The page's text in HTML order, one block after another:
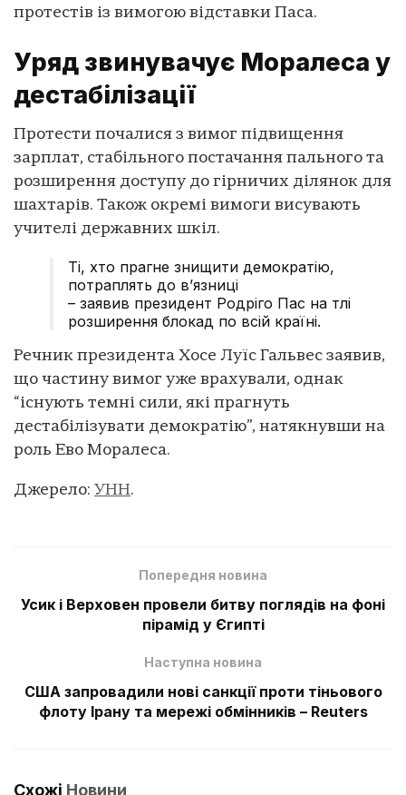
протестів із вимогою відставки Паса.
Уряд звинувачує Моралеса у
дестабілізації
Протести почалися з вимог підвищення
зарплат, стабільного постачання пального та
розширення доступу до гірничих ділянок для
шахтарів. Також окремі вимоги висувають
учителі державних шкіл.
Ті, хто прагне знищити демократію,
потраплять до в’язниці
– заявив президент Родріго Пас на тлі
розширення блокад по всій країні.
Речник президента Хосе Луїс Гальвес заявив,
що частину вимог уже врахували, однак
“існують темні сили, які прагнуть
дестабілізувати демократію”, натякнувши на
роль Ево Моралеса.
Джерело: УНН.
Попередня новина
Усик і Верховен провели битву поглядів на фоні
пірамід у Єгипті
Наступна новина
США запровадили нові санкції проти тіньового
флоту Ірану та мережі обмінників – Reuters
Схожі Новини